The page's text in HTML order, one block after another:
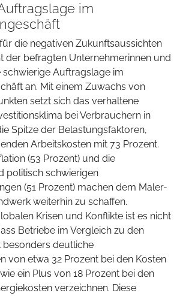
im
die negativen Zukunftsaussichten
der befragten Unternehmerinnen und
schwierige Auftragslage im
an. Mit einem Zuwachs von
setzt sich das verhaltene
bei Verbrauchern in
Spitze der Belastungsfaktoren,
Arbeitskosten mit 73 Prozent.
(53 Prozent) und die
politisch schwierigen
(51 Prozent) machen dem Maler-
weiterhin zu schaffen.
Krisen und Konflikte ist es nicht
Betriebe im Vergleich zu den
besonders deutliche
von etwa 32 Prozent bei den Kosten
ein Plus von 18 Prozent bei den
verzeichnen. Diese